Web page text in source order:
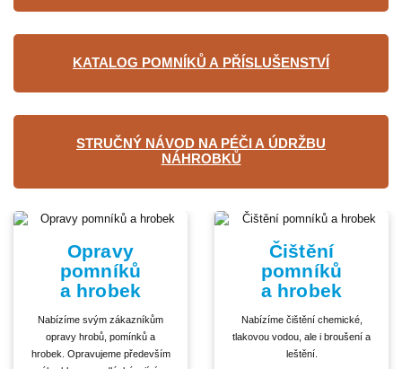
KATALOG POMNÍKŮ A PŘÍSLUŠENSTVÍ
STRUČNÝ NÁVOD NA PÉČI A ÚDRŽBU
NÁHROBKŮ
Opravy
pomníků
a hrobek
Nabízíme svým zákazníkům
opravy hrobů, pomínků a
hrobek. Opravujeme především
Čištění
pomníků
a hrobek
Nabízíme čištění chemické,
tlakovou vodou, ale i broušení a
leštění.